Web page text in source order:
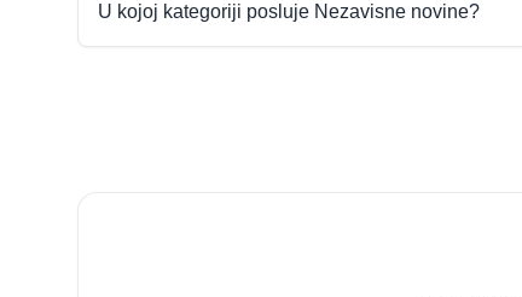
U kojoj kategoriji posluje Nezavisne novine?